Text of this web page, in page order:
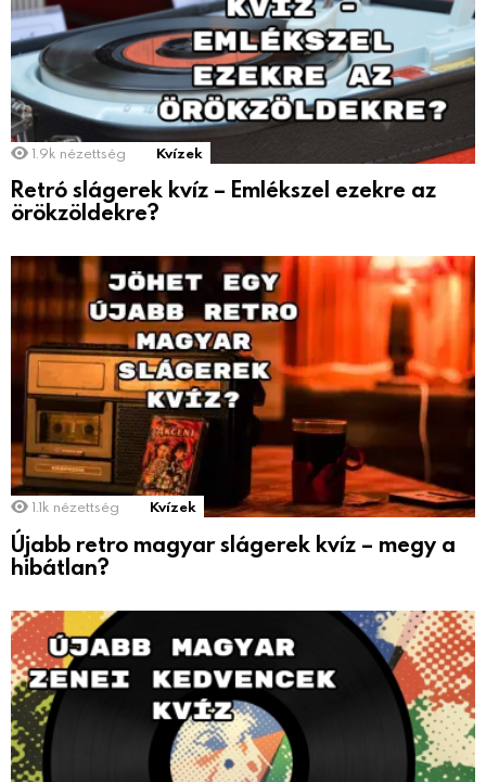
1.9k nézettség Kvízek
Retró slágerek kvíz – Emlékszel ezekre az
örökzöldekre?
1.1k nézettség Kvízek
Újabb retro magyar slágerek kvíz – megy a
hibátlan?